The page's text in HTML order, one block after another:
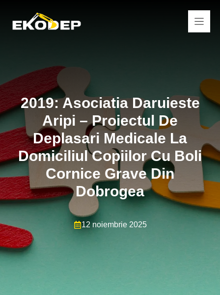
conținut
2019: Asociatia Daruieste
Aripi – Proiectul De
Deplasari Medicale La
Domiciliul Copiilor Cu Boli
Cornice Grave Din
Dobrogea
12 noiembrie 2025